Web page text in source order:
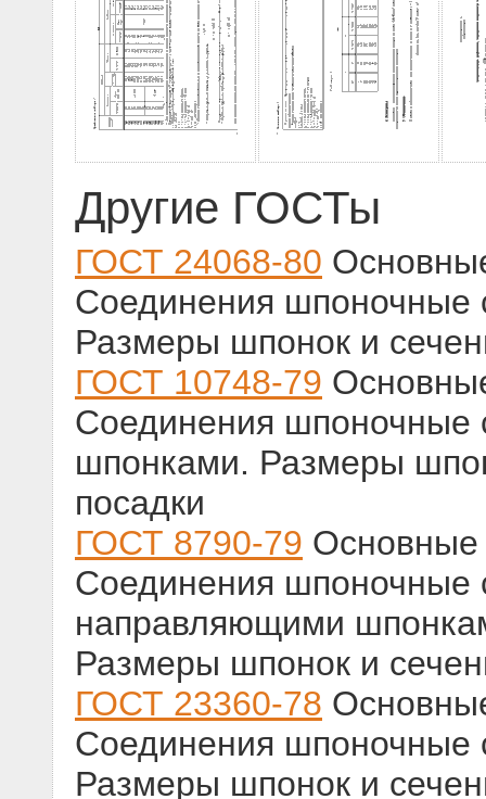
Другие ГОСТы
ГОСТ 24068-80
Соединения
Размеры шпонок и
ГОСТ 10748-79
Соединения шпоночные
шпонками. Размеры
посадки
ГОСТ 8790-79 Основные
Соединения шпоночные
направляющими
Размеры шпонок и
ГОСТ 23360-78
Соединения шпоночные
Размеры шпонок и